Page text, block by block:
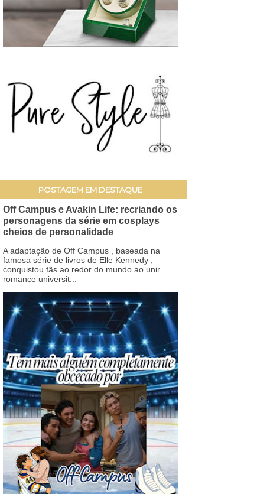
POSTAGEM EM DESTAQUE
Off Campus e Avakin Life: recriando os
personagens da série em cosplays
cheios de personalidade
A adaptação de Off Campus , baseada na
famosa série de livros de Elle Kennedy ,
conquistou fãs ao redor do mundo ao unir
romance universit...